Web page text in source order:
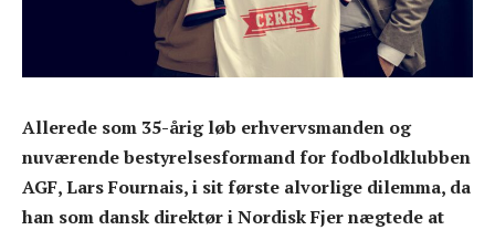
Allerede som 35-årig løb erhvervsmanden og
nuværende bestyrelsesformand for fodboldklubben
AGF, Lars Fournais, i sit første alvorlige dilemma, da
han som dansk direktør i Nordisk Fjer nægtede at